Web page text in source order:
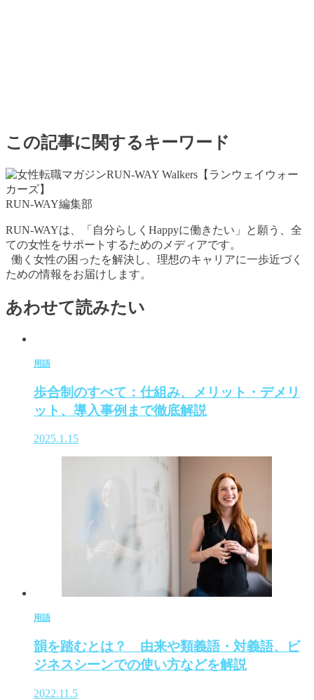
この記事に関するキーワード
RUN-WAY編集部
RUN-WAYは、「自分らしくHappyに働きたい」と願う、全
ての女性をサポートするためのメディアです。
働く女性の困ったを解決し、理想のキャリアに一歩近づく
ための情報をお届けします。
あわせて読みたい
用語
歩合制のすべて：仕組み、メリット・デメリ
ット、導入事例まで徹底解説
2025.1.15
用語
韻を踏むとは？ 由来や類義語・対義語、ビ
ジネスシーンでの使い方などを解説
2022.11.5